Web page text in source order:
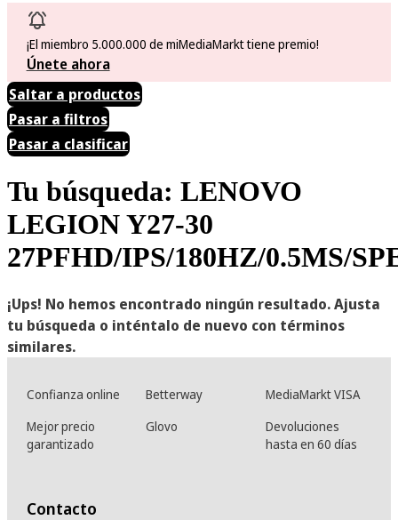
¡El miembro 5.000.000 de miMediaMarkt tiene premio!
Únete ahora
Saltar a productos
Pasar a filtros
Pasar a clasificar
Tu búsqueda: LENOVO
LEGION Y27-30
27PFHD/IPS/180HZ/0.5MS/
¡Ups! No hemos encontrado ningún resultado. Ajusta
tu búsqueda o inténtalo de nuevo con términos
similares.
Confianza online Betterway
MediaMarkt VISA
Mejor precio
garantizado
Glovo
Devoluciones
hasta en 60 días
Contacto